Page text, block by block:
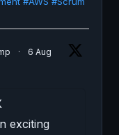
· 6 Aug
exciting